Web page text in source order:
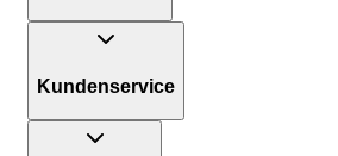
Kundenservice